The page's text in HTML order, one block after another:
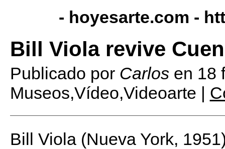
- hoyesarte.com -
Bill Viola revive
Publicado por Carlosen 18
Museos,Vídeo,Videoarte |
Bill Viola (Nueva York,